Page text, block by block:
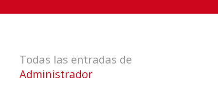
Todas las entradas de
Administrador